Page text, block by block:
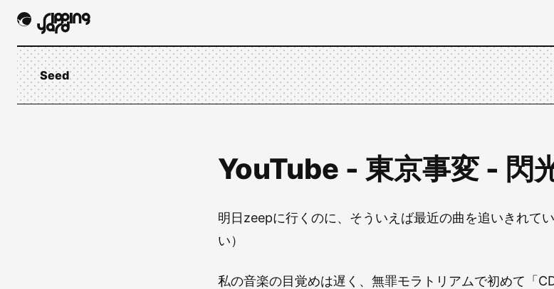
Seed
YouTube - 東京事変 - 閃
明日zeepに行くのに、そういえば最近の曲を追いきれて
い）
私の音楽の目覚めは遅く、無罪モラトリアムで初めて「